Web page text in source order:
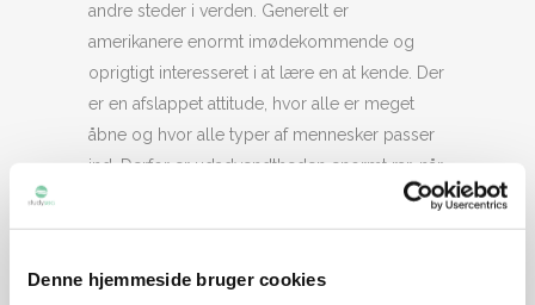
Denne hjemmeside bruger cookies
andre steder i verden. Generelt er
amerikanere enormt imødekommende og
oprigtigt interesseret i at lære en at kende. Der
er en afslappet attitude, hvor alle er meget
åbne og hvor alle typer af mennesker passer
ind. Derfor er udadvendtheden enormt rar, når
man er ny i et land. Californien er jo kendt for
at være solskinskysten, og staten lever op til
dag og næsten være garanteret solskin!